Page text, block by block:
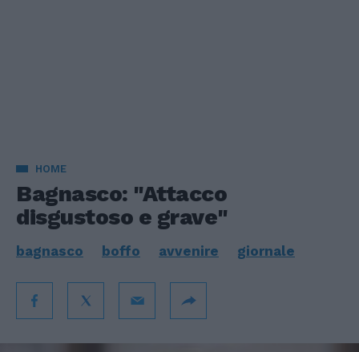
HOME
Bagnasco: "Attacco
disgustoso e grave"
bagnasco boffo avvenire giornale